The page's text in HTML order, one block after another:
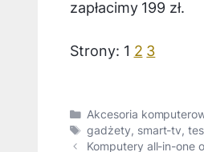
zapłacimy 199 zł.
Strony: 1 2 3
Kategorie
Akcesoria
Tagi
gadżety, smart-tv,
Komputery all-in-one